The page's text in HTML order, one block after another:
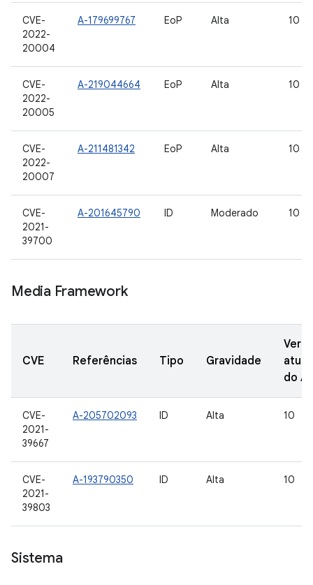
CVE-
2022-
20004
A-179699767 EoP Alta 10
CVE-
2022-
20005
A-219044664 EoP Alta 10
CVE-
2022-
20007
A-211481342 EoP Alta 10
CVE-
2021-
39700
A-201645790 ID Moderado 10
Media Framework
CVE Referências Tipo Gravidade
do
CVE-
2021-
39667
A-205702093 ID Alta 10
CVE-
2021-
39803
A-193790350 ID Alta 10
Sistema